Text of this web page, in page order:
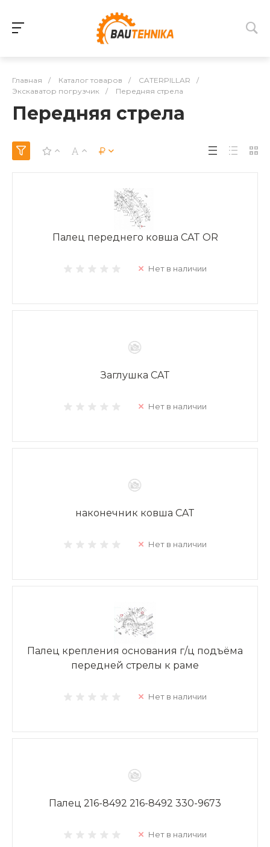
Главная / Каталог товаров / CATERPILLAR
/
Экскаватор погрузчик
/ Передняя стрела
Передняя стрела
Палец переднего ковша CAT OR
Нет в наличии
Заглушка CAT
Нет в наличии
наконечник ковша CAT
Нет в наличии
Палец крепления основания г/ц подъёма
передней стрелы к раме
Нет в наличии
Палец 216-8492 216-8492 330-9673
Нет в наличии